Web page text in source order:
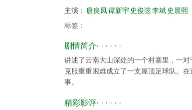
主演：
唐良凤谭新宇 史俊弦李斌 史晨熙
标签：
剧情简介· · · · · ·
讲述了云南大山深处的一个村寨里，一
克服重重困难成立了一支屋顶足球队。
事。
精彩影评· · · · · ·